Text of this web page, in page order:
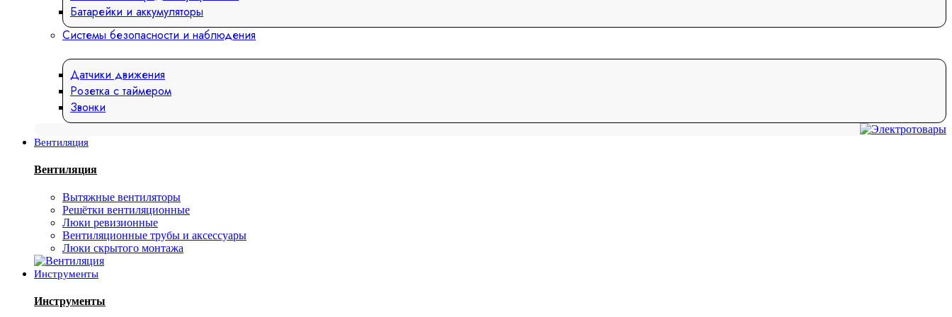
Батарейки и аккумуляторы
Системы безопасности и наблюдения
Датчики движения
Розетка с таймером
Звонки
Вентиляция
Вентиляция
Вытяжные вентиляторы
Решётки вентиляционные
Люки ревизионные
Вентиляционные трубы и аксессуары
Люки скрытого монтажа
Инструменты
Инструменты